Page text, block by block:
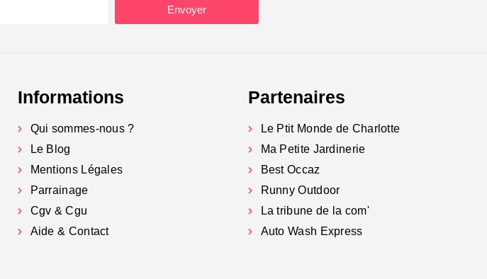
Envoyer
Informations
Qui sommes-nous ?
Le Blog
Mentions Légales
Parrainage
Cgv & Cgu
Aide & Contact
Partenaires
Le Ptit Monde de Charlotte
Ma Petite Jardinerie
Best Occaz
Runny Outdoor
La tribune de la com'
Auto Wash Express